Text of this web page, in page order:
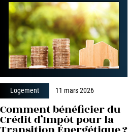
Logement 11 mars 2026
Comment bénéficier du
Crédit d’Impôt pour la